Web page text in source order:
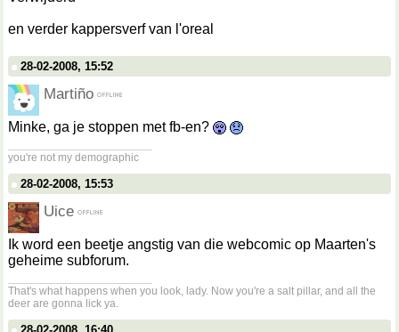
en verder kappersverf van l'oreal
28-02-2008, 15:52
Martiño
Minke, ga je stoppen met fb-en?
you're not my demographic
28-02-2008, 15:53
Uice
Ik word een beetje angstig van die webcomic op Maarten's
geheime subforum.
That's what happens when you look, lady. Now you're a salt pillar, and all the
deer are gonna lick ya.